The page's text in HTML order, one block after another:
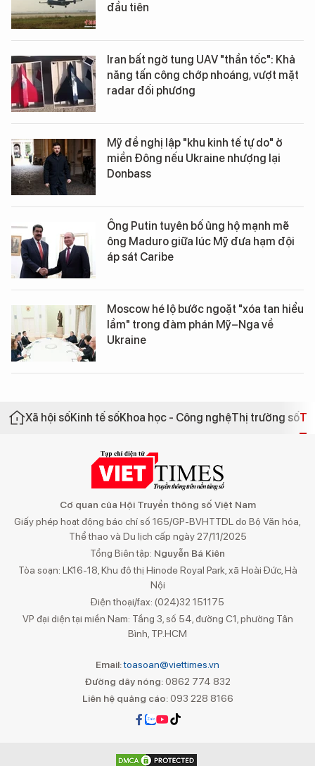
đầu tiên
Iran bất ngờ tung UAV "thần tốc": Khả
năng tấn công chớp nhoáng, vượt mặt
radar đối phương
Mỹ đề nghị lập "khu kinh tế tự do" ở
miền Đông nếu Ukraine nhượng lại
Donbass
Ông Putin tuyên bố ủng hộ mạnh mẽ
ông Maduro giữa lúc Mỹ đưa hạm đội
áp sát Caribe
Moscow hé lộ bước ngoặt "xóa tan hiểu
lầm" trong đàm phán Mỹ–Nga về
Ukraine
Xã hội sốKinh tế sốKhoa học - Công nghệThị trường số
Cơ quan của Hội Truyền thông số Việt Nam
Giấy phép hoạt động báo chí số 165/GP-BVHTTDL do Bộ Văn hóa,
Thể thao và Du lịch cấp ngày 27/11/2025
Tổng Biên tập: Nguyễn Bá Kiên
Tòa soạn: LK16-18, Khu đô thị Hinode Royal Park, xã Hoài Đức, Hà
Nội
Điện thoại/fax: (024)32 151175
VP đại diện tại miền Nam: Tầng 3, số 54, đường C1, phường Tân
Bình, TP.HCM
Email:toasoan@viettimes.vn
Đường dây nóng: 0862 774 832
Liên hệ quảng cáo:093 228 8166